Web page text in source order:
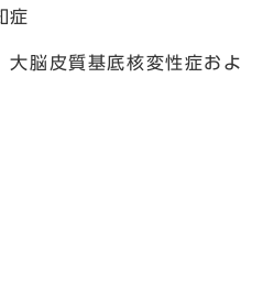
症
大脳皮質基底核変性症およ